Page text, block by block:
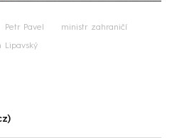
Petr Pavel ministr zahraničí
Lipavský